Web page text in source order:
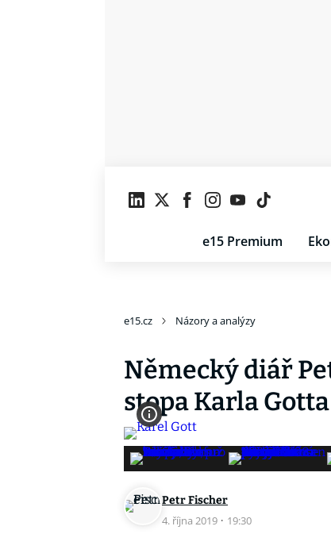
e15 Premium
e15.cz Názory a analýzy
Německý diář
stopa Karla Gotta
Petr Fischer
4. října 2019 · 19:30